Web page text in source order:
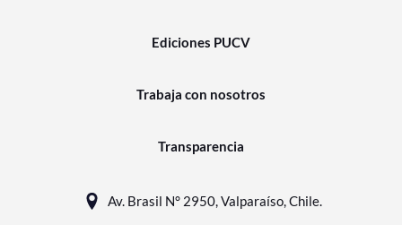
Ediciones PUCV
Trabaja con nosotros
Transparencia
Av. Brasil N° 2950, Valparaíso, Chile.